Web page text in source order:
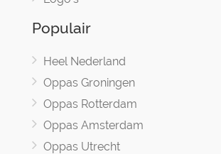
Populair
Heel Nederland
Oppas Groningen
Oppas Rotterdam
Oppas Amsterdam
Oppas Utrecht